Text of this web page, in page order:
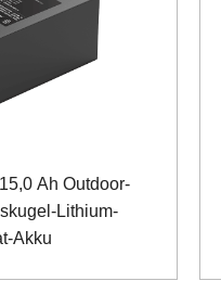
Ah Outdoor-
Lithium-
Akku